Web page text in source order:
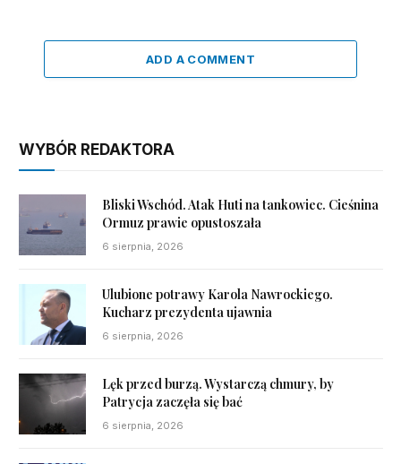
ADD A COMMENT
WYBÓR REDAKTORA
Bliski Wschód. Atak Huti na tankowiec. Cieśnina
Ormuz prawie opustoszała
6 sierpnia, 2026
Ulubione potrawy Karola Nawrockiego.
Kucharz prezydenta ujawnia
6 sierpnia, 2026
Lęk przed burzą. Wystarczą chmury, by
Patrycja zaczęła się bać
6 sierpnia, 2026